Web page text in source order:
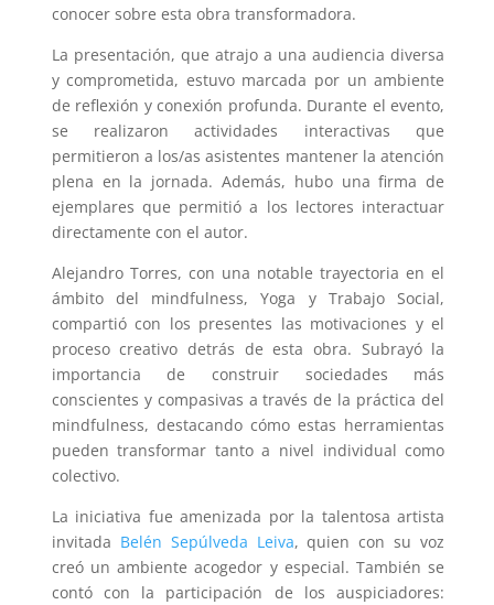
conocer sobre esta obra transformadora.
La presentación, que atrajo a una audiencia diversa
y comprometida, estuvo marcada por un ambiente
de reflexión y conexión profunda. Durante el evento,
se realizaron actividades interactivas que
permitieron a los/as asistentes mantener la atención
plena en la jornada. Además, hubo una firma de
ejemplares que permitió a los lectores interactuar
directamente con el autor.
Alejandro Torres, con una notable trayectoria en el
ámbito del mindfulness, Yoga y Trabajo Social,
compartió con los presentes las motivaciones y el
proceso creativo detrás de esta obra. Subrayó la
importancia de construir sociedades más
conscientes y compasivas a través de la práctica del
mindfulness, destacando cómo estas herramientas
pueden transformar tanto a nivel individual como
colectivo.
La iniciativa fue amenizada por la talentosa artista
invitada Belén Sepúlveda Leiva, quien con su voz
creó un ambiente acogedor y especial. También se
contó con la participación de los auspiciadores: